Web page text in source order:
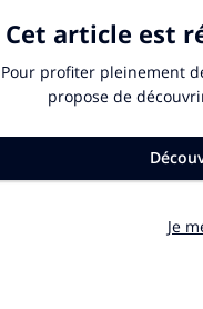
«C’est vrai que nous
aller chercher les
souffert de la
En 2025, le parcours du
pesé dans la